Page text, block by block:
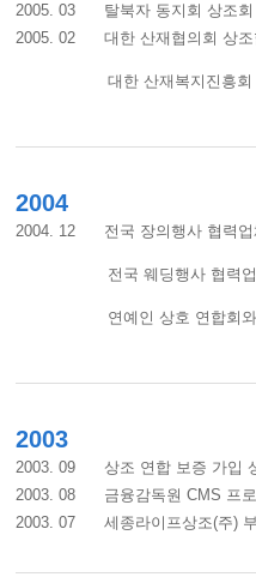
2005. 03 탈북자 동지회 상조회
2005. 02 대한 산재협의회 상조
대한 산재복지진흥
2004
2004. 12 전국 장의행사 협력업
전국 웨딩행사 협력
연예인 상호 연합회
2003
2003. 09 상조 연합 보증 가입
2003. 08 금융감독원 CMS 프로
2003. 07 세종라이프상조(주) 부